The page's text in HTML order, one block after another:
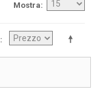
Mostra